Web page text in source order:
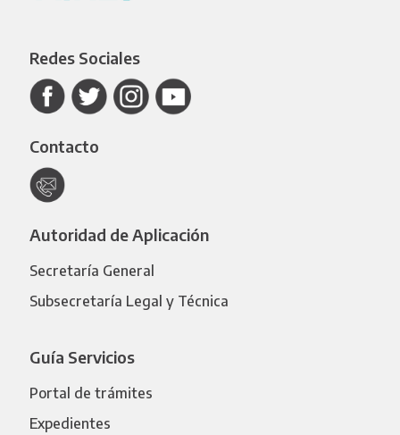
Redes Sociales
Contacto
Autoridad de Aplicación
Secretaría General
Subsecretaría Legal y Técnica
Guía Servicios
Portal de trámites
Expedientes